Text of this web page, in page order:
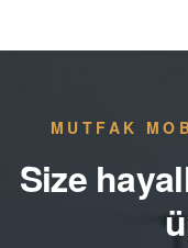
MUTFAK
Size